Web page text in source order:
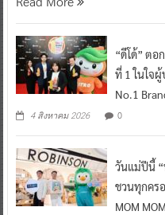
“ดีโด้” ตอ
ที่ 1 ในใจ
No.1
4 สิงหาคม 2026 0
วันแม่ปีนี้ “
ชวนทุกคร
MOM